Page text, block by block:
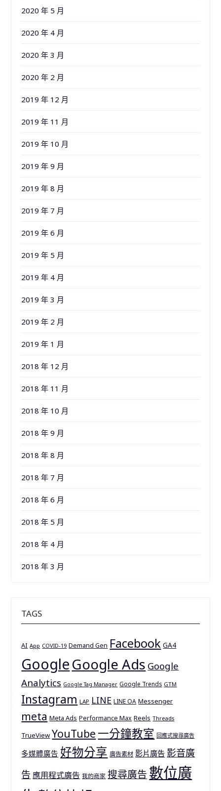
2020 年 5 月
2020 年 4 月
2020 年 3 月
2020 年 2 月
2019 年 12 月
2019 年 11 月
2019 年 10 月
2019 年 9 月
2019 年 8 月
2019 年 7 月
2019 年 6 月
2019 年 5 月
2019 年 4 月
2019 年 3 月
2019 年 2 月
2019 年 1 月
2018 年 12 月
2018 年 11 月
2018 年 10 月
2018 年 9 月
2018 年 8 月
2018 年 7 月
2018 年 6 月
2018 年 5 月
2018 年 4 月
2018 年 3 月
TAGS
AI App COVID-19 Demand Gen Facebook GA4
GoogleGoogle Ads Google
Analytics Google Tag Manager Google Trends GTM
Instagram LAP LINE LINE OA Messenger
meta Meta Ads Performance Max Reels Threads
TrueView YouTube 一分鐘教室 回應式搜尋廣告
多媒體廣告 好物分享 廣告素材 影片廣告 影音廣
告 應用程式廣告 我的商家 搜尋廣告 數位廣